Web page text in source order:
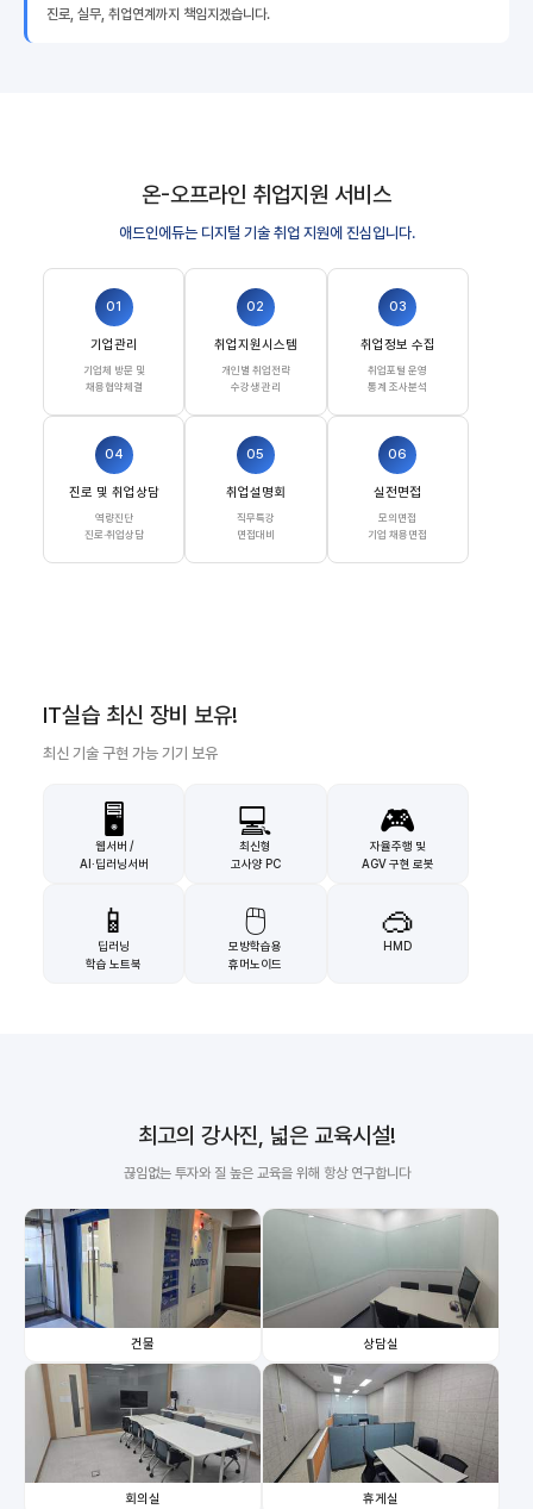
진로, 실무, 취업연계까지 책임지겠습니다.
온-오프라인 취업지원 서비스
애드인에듀는 디지털 기술 취업 지원에 진심입니다.
01
기업관리
기업체 방문 및
채용협약체결
02
취업지원시스템
개인별 취업전략
수강생 관리
03
취업정보 수집
취업포털 운영
통계 조사분석
04
진로 및 취업상담
역량진단
진로·취업상담
05
취업설명회
직무특강
면접대비
06
실전면접
모의면접
기업 채용면접
IT실습 최신 장비 보유!
최신 기술 구현 가능 기기 보유
🖥️
웹서버 /
AI·딥러닝서버
💻
최신형
고사양 PC
🎮
자율주행 및
AGV 구현 로봇
📱
딥러닝
학습 노트북
🖱️
모방학습용
휴머노이드
🥽
HMD
최고의 강사진, 넓은 교육시설!
끊임없는 투자와 질 높은 교육을 위해 항상 연구합니다
건물 상담실
회의실 휴게실